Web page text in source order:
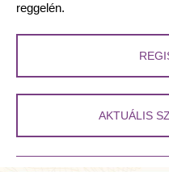
reggelén.
AKTUÁLIS